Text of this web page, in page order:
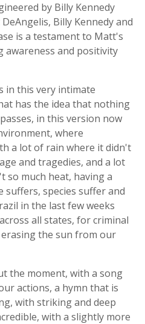
by Billy Kennedy
Billy Kennedy and
is a testament to Matt's
awareness and positivity
in this very intimate
has the idea that nothing
in this version now
where
a lot of rain where it didn't
and tragedies, and a lot
so much heat, having a
species suffer and
in the last few weeks
all states, for criminal
the sun from our
the moment, with a song
actions, a hymn that is
with striking and deep
with a slightly more